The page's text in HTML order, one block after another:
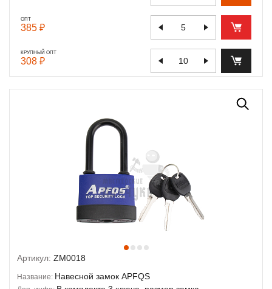
ОПТ
385 ₽
КРУПНЫЙ ОПТ
308 ₽
Артикул: ZM0018
Название: Навесной замок APFQS